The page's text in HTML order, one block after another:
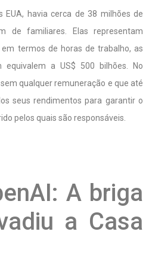
EUA, havia cerca de 38 milhões de
de familiares. Elas representam
em termos de horas de trabalho, as
equivalem a US$ 500 bilhões. No
qualquer remuneração e que até
seus rendimentos para garantir o
pelos quais são responsáveis.
A briga
a Casa